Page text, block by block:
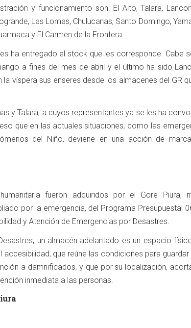
y funcionamiento son: El Alto, Talara,
Las Lomas, Chulucanas, Santo Domingo,
y El Carmen de la Frontera.
ha entregado el stock que les corresponde. Cabe
a fines del mes de abril y el último ha sido
la víspera sus enseres desde los almacenes del GR
y Talara, a cuyos representantes ya se les ha
que en las actuales situaciones, como las
del Niño, deviene en una acción de
fueron adquiridos por el Gore Piura,
por la emergencia, del Programa Presupuestal
y Atención de Emergencias por Desastres.
un almacén adelantado es un espacio
accesibilidad, que reúne las condiciones para
a damnificados, y que por su localización,
inmediata a las personas.